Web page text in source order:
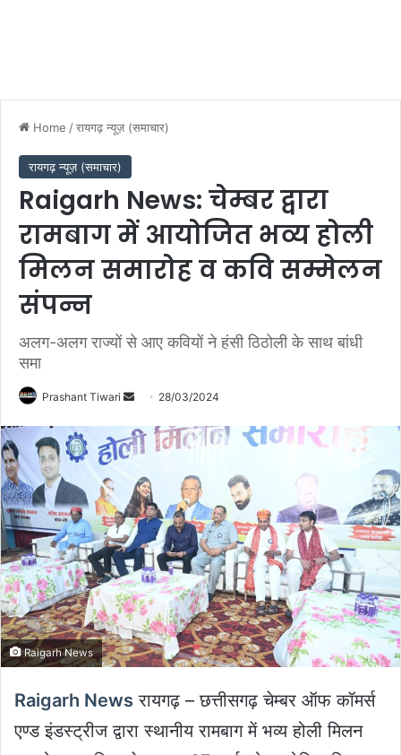
Home /रायगढ़ न्यूज़ (समाचार)
रायगढ़ न्यूज़ (समाचार)
Raigarh News: चेम्बर द्वारा
रामबाग में आयोजित भव्य होली
मिलन समारोह व कवि सम्मेलन
संपन्न
अलग-अलग राज्यों से आए कवियों ने हंसी ठिठोली के साथ बांधी
समा
Prashant Tiwari
Send
email
28/03/2024
Raigarh News
Raigarh News रायगढ़ – छत्तीसगढ़ चेम्बर ऑफ कॉमर्स
एण्ड इंडस्ट्रीज द्वारा स्थानीय रामबाग में भव्य होली मिलन